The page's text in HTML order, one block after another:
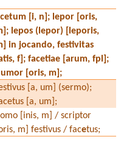
[i, n]; lepor [oris,
; lepos (lepor) [leporis,
in jocando, festivitas
f]; facetiae [arum, fpl];
[oris, m];
[a, um] (sermo);
[a, um] ;
[inis, m] / scriptor
m] festivus / facetus;